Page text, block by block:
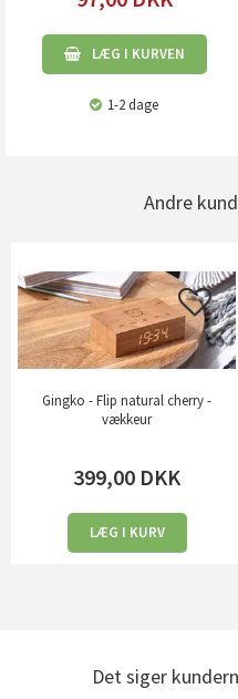
LÆG I KURVEN
1-2 dage
Andre
Gingko - Flip natural cherry -
vækkeur
399,00 DKK
LÆG I KURV
Det siger